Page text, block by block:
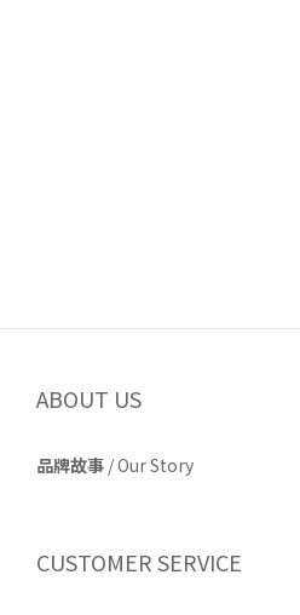
ABOUT US
品牌故事 /Our Story
CUSTOMER SERVICE